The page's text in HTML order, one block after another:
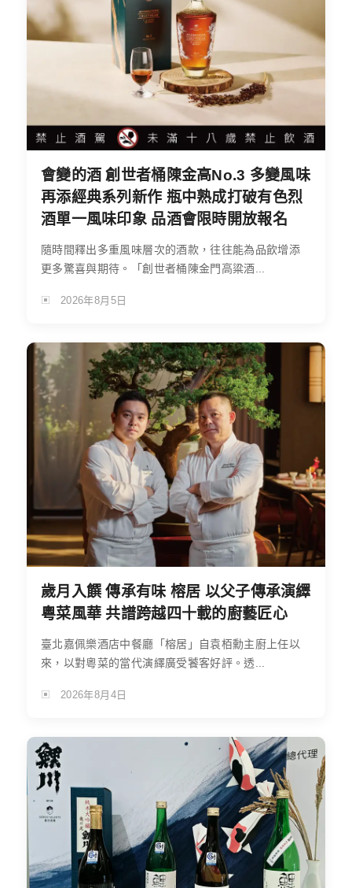
會變的酒 創世者桶陳金高No.3 多變風味
再添經典系列新作 瓶中熟成打破有色烈
酒單一風味印象 品酒會限時開放報名
隨時間釋出多重風味層次的酒款，往往能為品飲增添
更多驚喜與期待。「創世者桶陳金門高粱酒...
2026年8月5日
歲月入饌 傳承有味 榕居 以父子傳承演繹
粵菜風華 共譜跨越四十載的廚藝匠心
臺北嘉佩樂酒店中餐廳「榕居」自袁栢勳主廚上任以
來，以對粵菜的當代演繹廣受饕客好評。透...
2026年8月4日